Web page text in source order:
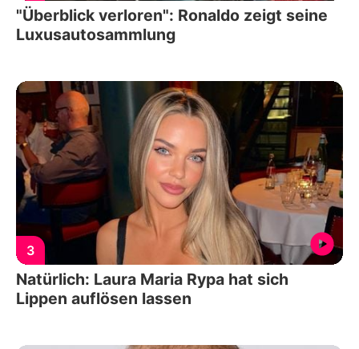
"Überblick verloren": Ronaldo zeigt seine
Luxusautosammlung
3
Natürlich: Laura Maria Rypa hat sich
Lippen auflösen lassen